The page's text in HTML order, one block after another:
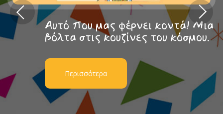
Αυτό που μας φέρνει κοντά! Μια
βόλτα στις κουζίνες του κόσμου.
Περισσότερα